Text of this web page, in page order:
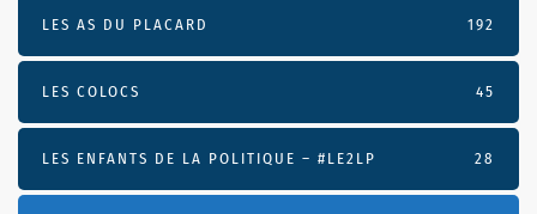
LES AS DU PLACARD 192
LES COLOCS 45
LES ENFANTS DE LA POLITIQUE – #LE2LP 28